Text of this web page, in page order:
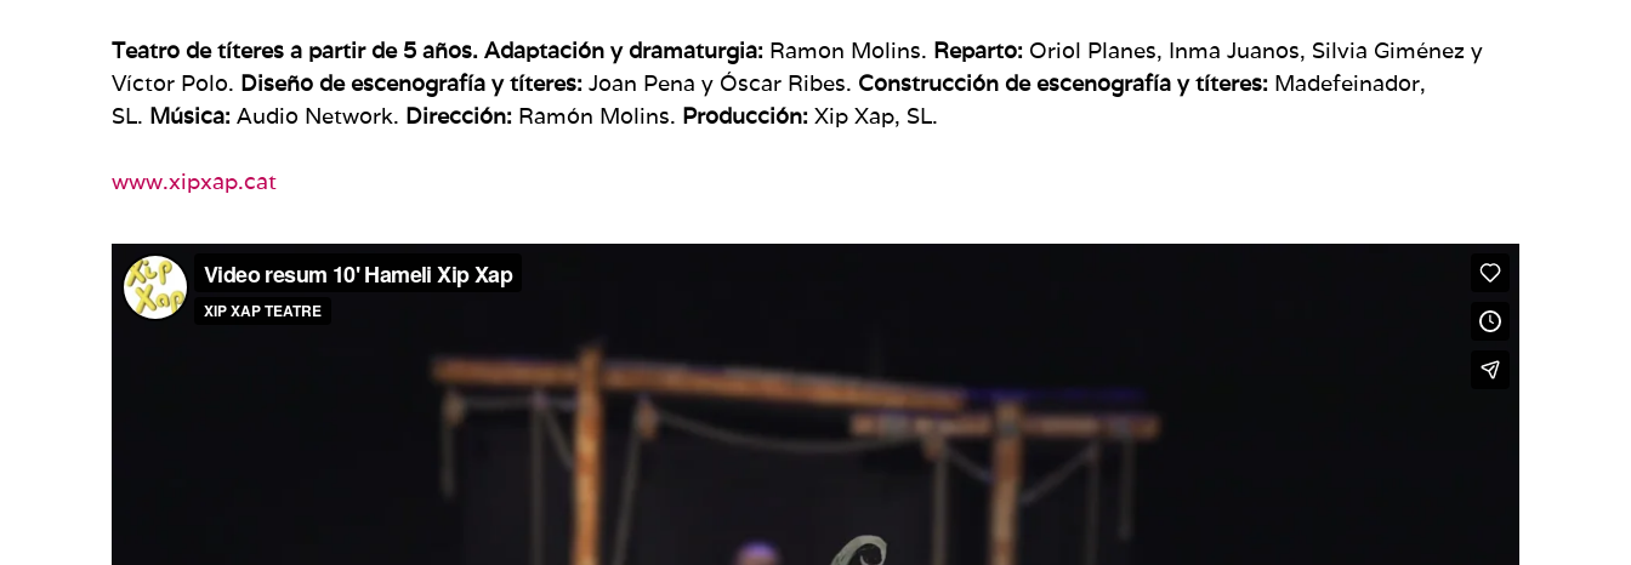
Teatro de títeres a partir de 5 años. Adaptación y dramaturgia: Ramon Molins. Reparto: Oriol Planes, Inma Juanos, Silvia Giménez y
Víctor Polo. Diseño de escenografía y títeres: Joan Pena y Óscar Ribes. Construcción de escenografía y títeres: Madefeinador,
SL. Música: Audio Network. Dirección: Ramón Molins. Producción: Xip Xap, SL.
www.xipxap.cat